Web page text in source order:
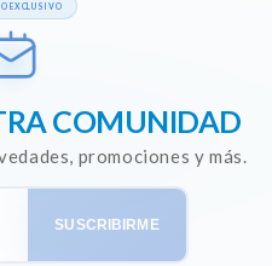
EXCLUSIVO
COMUNIDAD
promociones y más.
SUSCRIBIRME